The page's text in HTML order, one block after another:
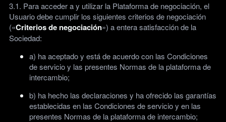
3.1. Para acceder a y utilizar la Plataforma de negociación, el
Usuario debe cumplir los siguientes criterios de negociación
(«Criterios de negociación») a entera satisfacción de la
Sociedad:
a) ha aceptado y está de acuerdo con las Condiciones
de servicio y las presentes Normas de la plataforma de
intercambio;
b) ha hecho las declaraciones y ha ofrecido las garantías
establecidas en las Condiciones de servicio y en las
presentes Normas de la plataforma de intercambio;